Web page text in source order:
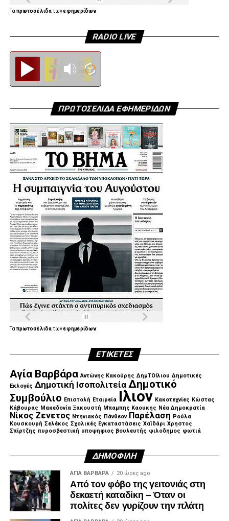
.
.
Ταπρωτοσέλιδατωνεφημερίδων
RADIO LIVE
ΠΡΩΤΟΣΕΛΙΔΑ ΕΦΗΜΕΡΙΔΩΝ
Ταπρωτοσέλιδατωνεφημερίδων
ΕΤΙΚΈΤΕΣ
Αγία Βαρβάρα Αντώνης Κακούρης ΔημΤΟΙλιου Δημοτικές
Εκλογές Δημοτική Ισοπολιτεία Δημοτικό
Συμβούλιο Επιστολή Εταιρεία Ιλιον Κακοτεχνίες Κώστας
Κάβουρας Μακεδονία Ξακουστή Μπαμπης Καουκης Νέα Δημοκρατία
Νίκος Ζενετος Ντηνιακός Πάνθεον Παρέλαση Ρούλα
Κουσκουρή Σελέκος Σχολικές Εγκαταστάσεις Χαϊδάρι Χρηστος
Σπίρτζης πυροσβεστική υποψηφιος βουλευτής φιλοδημος φωτιά
ΔΗΜΟΦΙΛΉ
ΑΓΙΑ ΒΑΡΒΑΡΑ 20 ώρες ago
Από τον φόβο της γειτονιάς στη
δεκαετή καταδίκη – Όταν οι
πολίτες δεν γυρίζουν την πλάτη